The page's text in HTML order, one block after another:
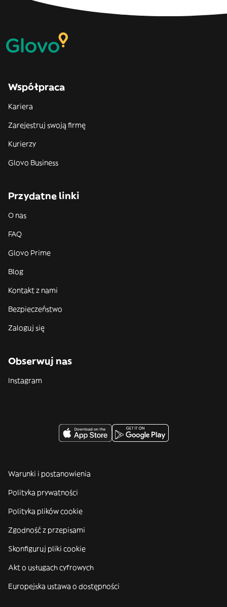
Współpraca
Kariera
Zarejestruj swoją firmę
Kurierzy
Glovo Business
Przydatne linki
O nas
FAQ
Glovo Prime
Blog
Kontakt z nami
Bezpieczeństwo
Zaloguj się
Obserwuj nas
Instagram
Warunki i postanowienia
Polityka prywatności
Polityka plików cookie
Zgodność z przepisami
Skonfiguruj pliki cookie
Akt o usługach cyfrowych
Europejska ustawa o dostępności